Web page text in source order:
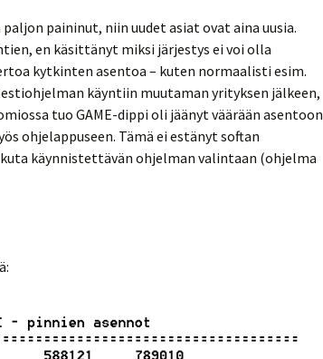
paininut, niin uudet asiat ovat aina uusia.
en käsittänyt miksi järjestys ei voi olla
kytkinten asentoa – kuten normaalisti esim.
käyntiin muutaman yrityksen jälkeen,
tuo GAME-dippi oli jäänyt väärään asentoon
ohjelappuseen. Tämä ei estänyt softan
käynnistettävän ohjelman valintaan (ohjelma